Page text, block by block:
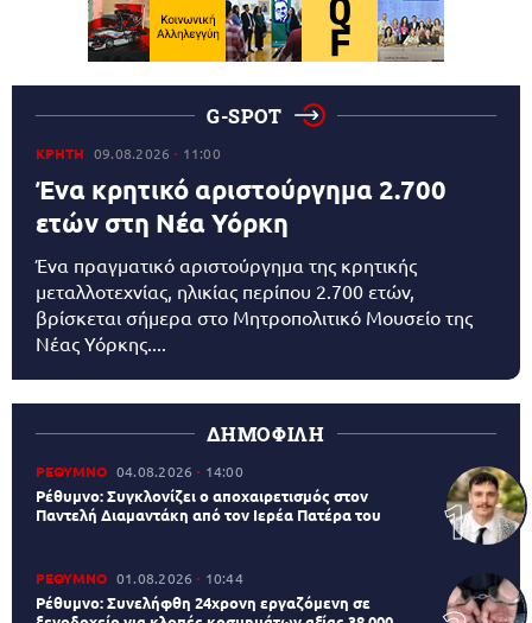
G-SPOT
ΚΡΗΤΗ 09.08.2026 11:00
Ένα κρητικό αριστούργημα 2.700
ετών στη Νέα Υόρκη
Ένα πραγματικό αριστούργημα της κρητικής
μεταλλοτεχνίας, ηλικίας περίπου 2.700 ετών,
βρίσκεται σήμερα στο Μητροπολιτικό Μουσείο της
Νέας Υόρκης....
ΔΗΜΟΦΙΛΗ
ΡΕΘΥΜΝΟ 04.08.2026 14:00
Ρέθυμνο: Συγκλονίζει ο αποχαιρετισμός στον
Παντελή Διαμαντάκη από τον Ιερέα Πατέρα του
ΡΕΘΥΜΝΟ 01.08.2026 10:44
Ρέθυμνο: Συνελήφθη 24χρονη εργαζόμενη σε